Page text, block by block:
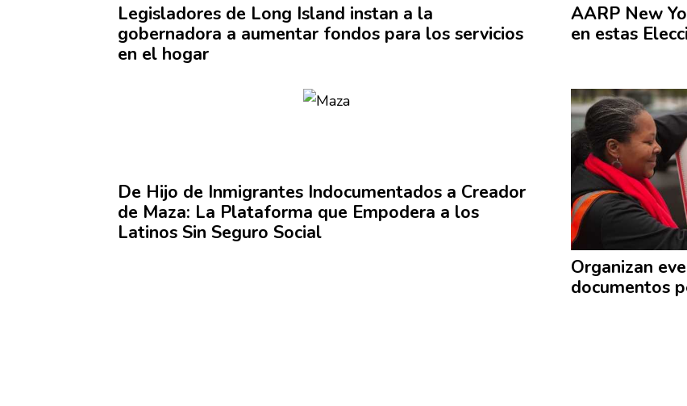
Legisladores de Long Island instan a la
gobernadora a aumentar fondos para los servicios
en el hogar
AARP New
en estas
De Hijo de Inmigrantes Indocumentados a Creador
de Maza: La Plataforma que Empodera a los
Latinos Sin Seguro Social
Organizan
documentos